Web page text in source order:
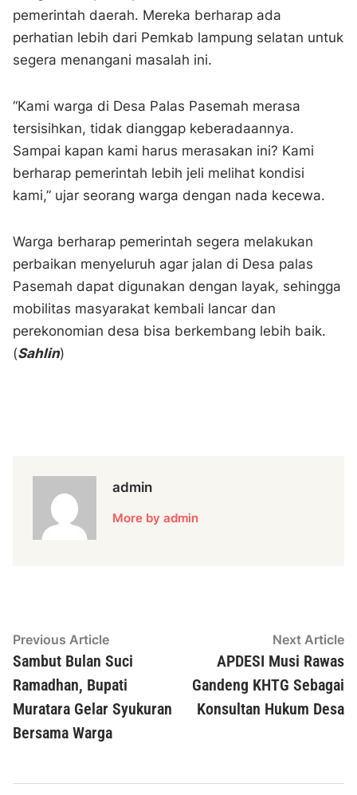
pemerintah daerah. Mereka berharap ada
perhatian lebih dari Pemkab lampung selatan untuk
segera menangani masalah ini.
“Kami warga di Desa Palas Pasemah merasa
tersisihkan, tidak dianggap keberadaannya.
Sampai kapan kami harus merasakan ini? Kami
berharap pemerintah lebih jeli melihat kondisi
kami,” ujar seorang warga dengan nada kecewa.
Warga berharap pemerintah segera melakukan
perbaikan menyeluruh agar jalan di Desa palas
Pasemah dapat digunakan dengan layak, sehingga
mobilitas masyarakat kembali lancar dan
perekonomian desa bisa berkembang lebih baik.
(Sahlin)
admin
More by admin
Navigasi
pos
Previous ArticlePrevious
article:
Sambut Bulan Suci
Ramadhan, Bupati
Muratara Gelar Syukuran
Bersama Warga
Next Article
APDESI Musi Rawas
Gandeng KHTG Sebagai
Konsultan Hukum Desa